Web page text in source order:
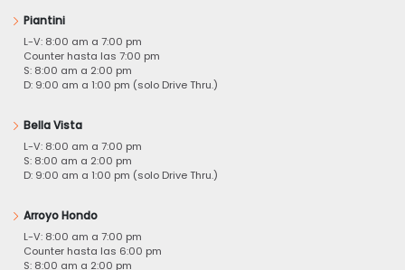
Piantini
L-V: 8:00 am a 7:00 pm
Counter hasta las 7:00 pm
S: 8:00 am a 2:00 pm
D: 9:00 am a 1:00 pm (solo Drive Thru.)
Bella Vista
L-V: 8:00 am a 7:00 pm
S: 8:00 am a 2:00 pm
D: 9:00 am a 1:00 pm (solo Drive Thru.)
Arroyo Hondo
L-V: 8:00 am a 7:00 pm
Counter hasta las 6:00 pm
S: 8:00 am a 2:00 pm